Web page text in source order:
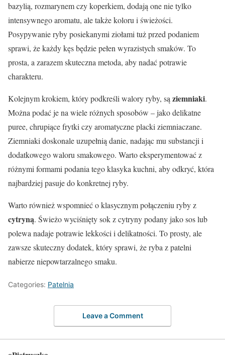
bazylią, rozmarynem czy koperkiem, dodają one nie tylko
intensywnego aromatu, ale także koloru i świeżości.
Posypywanie ryby posiekanymi ziołami tuż przed podaniem
sprawi, że każdy kęs będzie pełen wyrazistych smaków. To
prosta, a zarazem skuteczna metoda, aby nadać potrawie
charakteru.
Kolejnym krokiem, który podkreśli walory ryby, są ziemniaki.
Można podać je na wiele różnych sposobów – jako delikatne
puree, chrupiące frytki czy aromatyczne placki ziemniaczane.
Ziemniaki doskonale uzupełnią danie, nadając mu substancji i
dodatkowego waloru smakowego. Warto eksperymentować z
różnymi formami podania tego klasyka kuchni, aby odkryć, która
najbardziej pasuje do konkretnej ryby.
Warto również wspomnieć o klasycznym połączeniu ryby z
cytryną. Świeżo wyciśnięty sok z cytryny podany jako sos lub
polewa nadaje potrawie lekkości i delikatności. To prosty, ale
zawsze skuteczny dodatek, który sprawi, że ryba z patelni
nabierze niepowtarzalnego smaku.
Categories: Patelnia
Leave a Comment